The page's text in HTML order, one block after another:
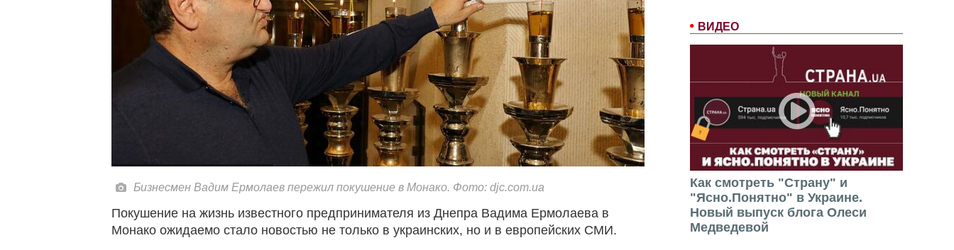
ВИДЕО
Как смотреть "Страну" и
"Ясно.Понятно" в Украине.
Новый выпуск блога Олеси
Медведевой
Бизнесмен Вадим Ермолаев пережил покушение в Монако. Фото: djc.com.ua
Покушение на жизнь известного предпринимателя из Днепра Вадима Ермолаева в
Монако ожидаемо стало новостью не только в украинских, но и в европейских СМИ.